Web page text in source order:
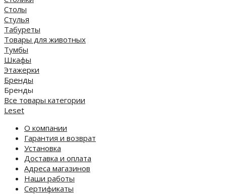
Столы
Стулья
Табуреты
Товары для животных
Тумбы
Шкафы
Этажерки
Бренды
Бренды
Все товары категории
Leset
О компании
Гарантия и возврат
Установка
Доставка и оплата
Адреса магазинов
Наши работы
Сертификаты